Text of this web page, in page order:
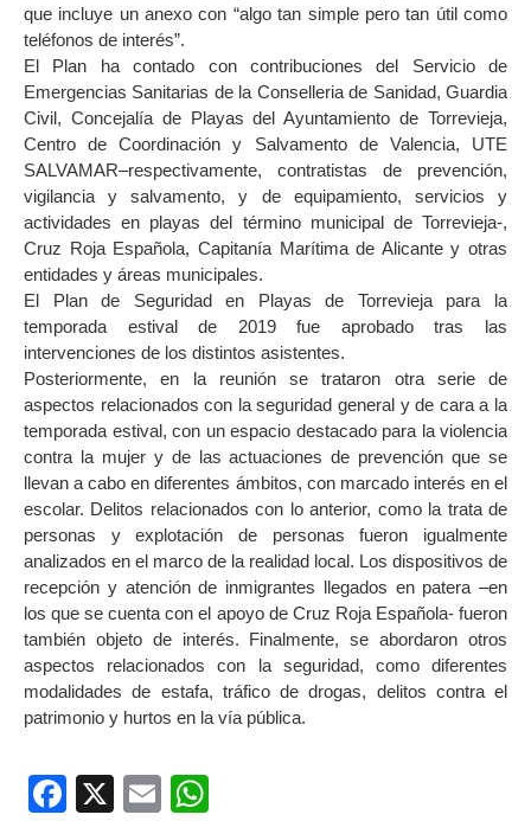
que incluye un anexo con “algo tan simple pero tan útil como
teléfonos de interés”.
El Plan ha contado con contribuciones del Servicio de
Emergencias Sanitarias de la Conselleria de Sanidad, Guardia
Civil, Concejalía de Playas del Ayuntamiento de Torrevieja,
Centro de Coordinación y Salvamento de Valencia, UTE
SALVAMAR–respectivamente, contratistas de prevención,
vigilancia y salvamento, y de equipamiento, servicios y
actividades en playas del término municipal de Torrevieja-,
Cruz Roja Española, Capitanía Marítima de Alicante y otras
entidades y áreas municipales.
El Plan de Seguridad en Playas de Torrevieja para la
temporada estival de 2019 fue aprobado tras las
intervenciones de los distintos asistentes.
Posteriormente, en la reunión se trataron otra serie de
aspectos relacionados con la seguridad general y de cara a la
temporada estival, con un espacio destacado para la violencia
contra la mujer y de las actuaciones de prevención que se
llevan a cabo en diferentes ámbitos, con marcado interés en el
escolar. Delitos relacionados con lo anterior, como la trata de
personas y explotación de personas fueron igualmente
analizados en el marco de la realidad local. Los dispositivos de
recepción y atención de inmigrantes llegados en patera –en
los que se cuenta con el apoyo de Cruz Roja Española- fueron
también objeto de interés. Finalmente, se abordaron otros
aspectos relacionados con la seguridad, como diferentes
modalidades de estafa, tráfico de drogas, delitos contra el
patrimonio y hurtos en la vía pública.
Facebook
X Email